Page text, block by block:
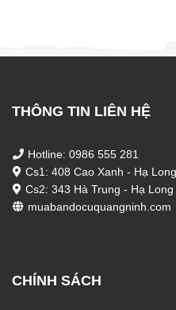
THÔNG TIN LIÊN HỆ
Hotline: 0986 555 281
Cs1: 408 Cao Xanh - Hạ
Cs2: 343 Hà Trung - Hạ
muabandocuquangninh.com
CHÍNH SÁCH